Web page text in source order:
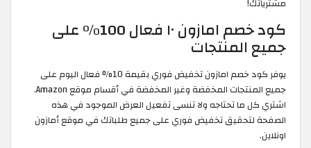
مشترياتك!
كود خصم امازون ١٠ فعال 100% على
جميع المنتجات
يوفر كود خصم امازون تخفيض فوري بقيمة 10% فعال اليوم على
جميع المنتجات المخفضة وغير المخفضة في أقسام موقع Amazon.
اشتري كل ما تحتاجه ولا تنسى تفعيل العرض الموجود في هذه
الصفحة لتحقيق تخفيض فوري على جميع طلباتك في موقع أمازون
اونلاين.